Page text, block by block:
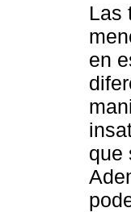
Las
en
que